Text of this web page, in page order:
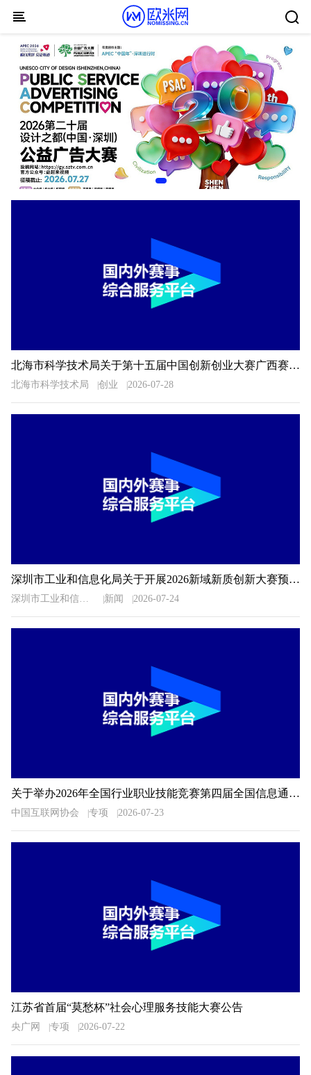
Skip to content
北海市科学技术局关于第十五届中国创新创业大赛广西赛区北海市选拔赛暨2026年北海市创新创业大赛相关事项的通知
北海市科学技术局 创业 2026-07-28
深圳市工业和信息化局关于开展2026新域新质创新大赛预选推荐工作的通知
深圳市工业和信息化局 新闻 2026-07-24
关于举办2026年全国行业职业技能竞赛第四届全国信息通信和互联网行业职业技能竞赛的通知
中国互联网协会 专项 2026-07-23
江苏省首届“莫愁杯”社会心理服务技能大赛公告
央广网 专项 2026-07-22